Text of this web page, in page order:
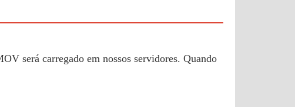
será carregado em nossos servidores. Quando